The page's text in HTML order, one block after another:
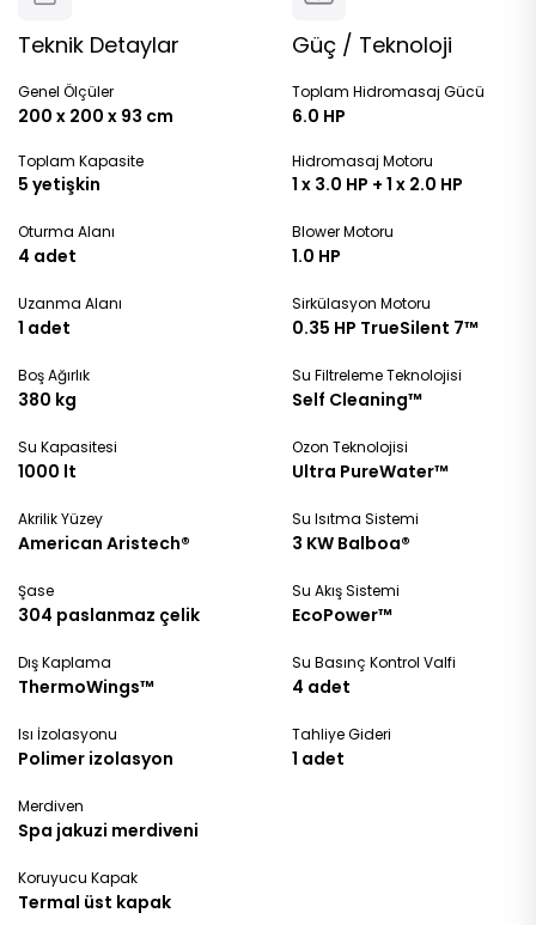
Teknik Detaylar
Genel Ölçüler
200 x 200 x 93 cm
Toplam Kapasite
5 yetişkin
Oturma Alanı
4 adet
Uzanma Alanı
1 adet
Boş Ağırlık
380 kg
Su Kapasitesi
1000 lt
Akrilik Yüzey
American Aristech®
Şase
304 paslanmaz çelik
Dış Kaplama
ThermoWings™
Isı İzolasyonu
Polimer izolasyon
Merdiven
Spa jakuzi merdiveni
Koruyucu Kapak
Termal üst kapak
Güç / Teknoloji
Toplam Hidromasaj Gücü
6.0 HP
Hidromasaj Motoru
1 x 3.0 HP + 1 x 2.0 HP
Blower Motoru
1.0 HP
Sirkülasyon Motoru
0.35 HP TrueSilent 7™
Su Filtreleme Teknolojisi
Self Cleaning™
Ozon Teknolojisi
Ultra PureWater™
Su Isıtma Sistemi
3 KW Balboa®
Su Akış Sistemi
EcoPower™
Su Basınç Kontrol Valfi
4 adet
Tahliye Gideri
1 adet